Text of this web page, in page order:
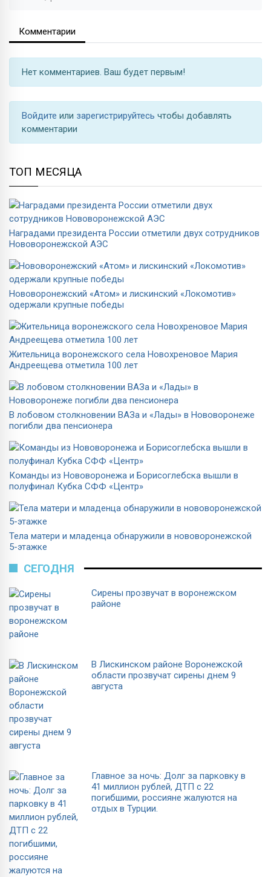
Комментарии
Нет комментариев. Ваш будет первым!
Войдите или зарегистрируйтесь чтобы добавлять
комментарии
ТОП МЕСЯЦА
Наградами президента России отметили двух сотрудников
Нововоронежской АЭС
Нововоронежский «Атом» и лискинский «Локомотив»
одержали крупные победы
Жительница воронежского села Новохреновое Мария
Андреещева отметила 100 лет
В лобовом столкновении ВАЗа и «Лады» в Нововоронеже
погибли два пенсионера
Команды из Нововоронежа и Борисоглебска вышли в
полуфинал Кубка СФФ «Центр»
Тела матери и младенца обнаружили в нововоронежской
5-этажке
СЕГОДНЯ
Сирены прозвучат в воронежском
районе
В Лискинском районе Воронежской
области прозвучат сирены днем 9
августа
Главное за ночь: Долг за парковку в
41 миллион рублей, ДТП с 22
погибшими, россияне жалуются на
отдых в Турции.